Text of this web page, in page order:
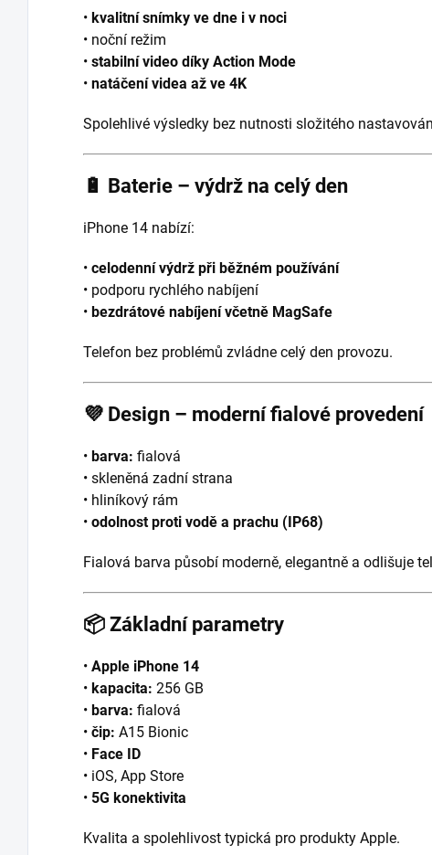
• kvalitní snímky ve dne i v noci
• noční režim
• stabilní video díky Action Mode
• natáčení videa až ve 4K
Spolehlivé výsledky bez nutnosti složitého
🔋 Baterie – výdrž na celý den
iPhone 14 nabízí:
• celodenní výdrž při běžném používání
• podporu rychlého nabíjení
• bezdrátové nabíjení včetně MagSafe
Telefon bez problémů zvládne celý den provozu.
💜 Design – moderní fialové provedení
• barva: fialová
• skleněná zadní strana
• hliníkový rám
• odolnost proti vodě a prachu (IP68)
Fialová barva působí moderně, elegantně a odlišuje
📦 Základní parametry
• Apple iPhone 14
• kapacita: 256 GB
• barva: fialová
• čip: A15 Bionic
• Face ID
• iOS, App Store
• 5G konektivita
Kvalita a spolehlivost typická pro produkty Apple.